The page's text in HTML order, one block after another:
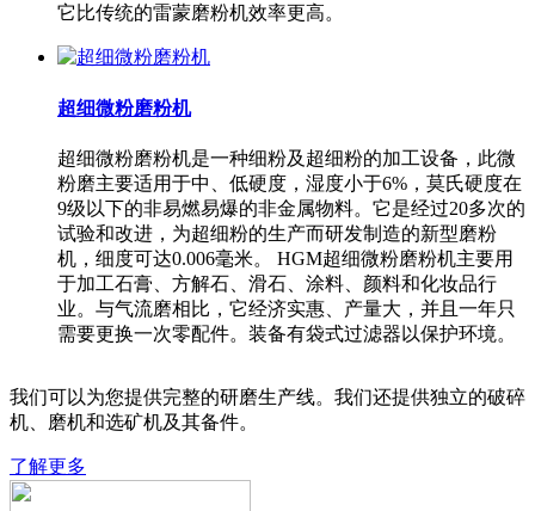
它比传统的雷蒙磨粉机效率更高。
超细微粉磨粉机
超细微粉磨粉机是一种细粉及超细粉的加工设备，此微
粉磨主要适用于中、低硬度，湿度小于6%，莫氏硬度在
9级以下的非易燃易爆的非金属物料。它是经过20多次的
试验和改进，为超细粉的生产而研发制造的新型磨粉
机，细度可达0.006毫米。 HGM超细微粉磨粉机主要用
于加工石膏、方解石、滑石、涂料、颜料和化妆品行
业。与气流磨相比，它经济实惠、产量大，并且一年只
需要更换一次零配件。装备有袋式过滤器以保护环境。
我们可以为您提供完整的研磨生产线。我们还提供独立的破碎
机、磨机和选矿机及其备件。
了解更多